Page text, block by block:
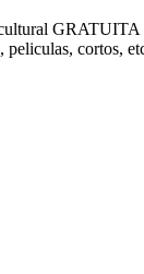
GRATUITA
cortos,